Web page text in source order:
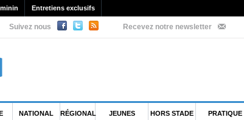
Entretiens exclusifs
Suivez nous Recevez notre newsletter
NATIONAL RÉGIONAL JEUNES HORS STADE PRATIQUE